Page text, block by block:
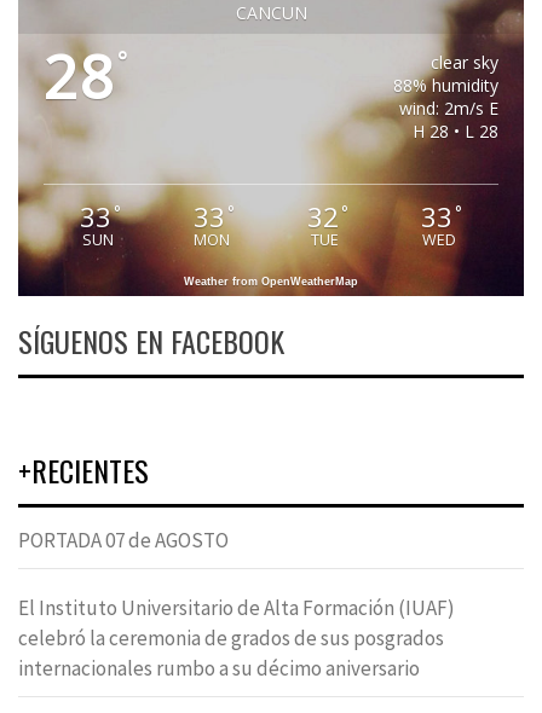
CANCUN
28°
clear sky
88% humidity
wind: 2m/s E
H 28 • L 28
33°
SUN
33°
MON
32°
TUE
33°
WED
Weather from OpenWeatherMap
SÍGUENOS EN FACEBOOK
+RECIENTES
PORTADA 07 de AGOSTO
El Instituto Universitario de Alta Formación (IUAF)
celebró la ceremonia de grados de sus posgrados
internacionales rumbo a su décimo aniversario